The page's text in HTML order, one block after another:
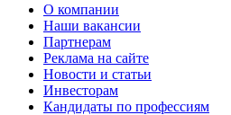
О компании
Наши вакансии
Партнерам
Реклама на сайте
Новости и статьи
Инвесторам
Кандидаты по профессиям